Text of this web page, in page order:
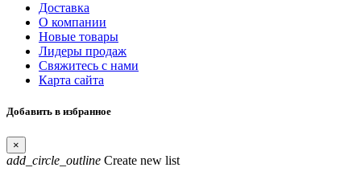
Доставка
О компании
Новые товары
Лидеры продаж
Свяжитесь с нами
Карта сайта
Добавить в избранное
×
add_circle_outline Create new list